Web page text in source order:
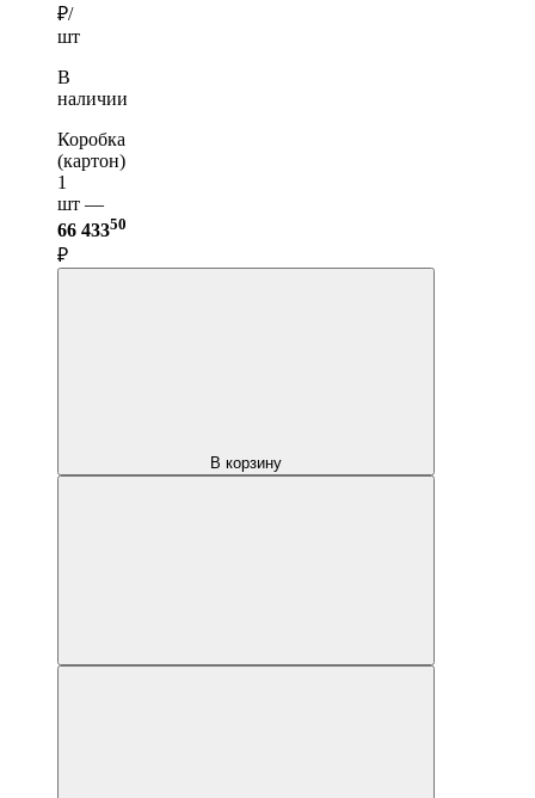
₽/
шт
В
наличии
Коробка
(картон)
1
шт —
66 43350
₽
В корзину